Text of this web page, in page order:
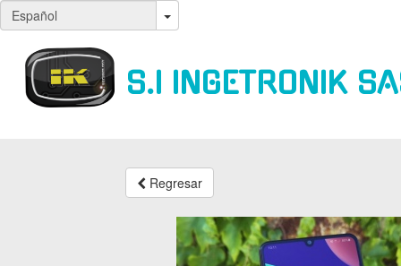
S.I INGETRONIK
Regresar